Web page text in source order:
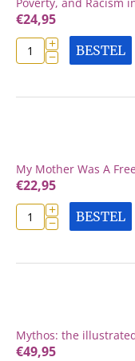
€24,95
+
− BESTEL
My Mother Was A
€22,95
+
− BESTEL
Mythos: the
€49,95